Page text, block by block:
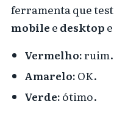
ferramenta que
mobileedesktop
Vermelho:ruim.
Amarelo: OK.
Verde: ótimo.